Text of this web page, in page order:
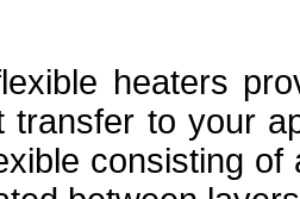
heaters
transfer to your
consisting of